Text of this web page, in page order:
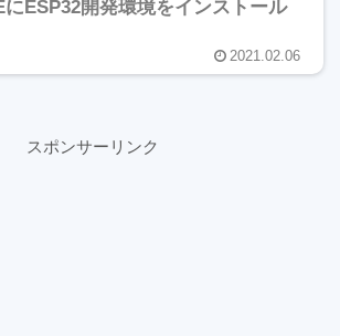
ESP32開発環境をインストール
2021.02.06
スポンサーリンク